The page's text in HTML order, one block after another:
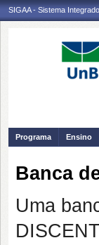
SIGAA - Sistema
Programa Ensino
Banca
Uma